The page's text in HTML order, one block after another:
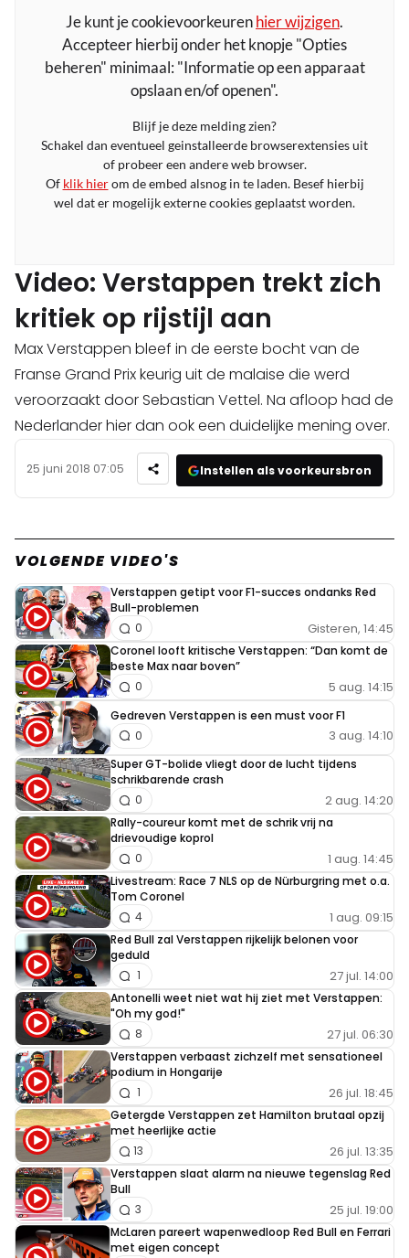
Je kunt je cookievoorkeurenhier wijzigen.
Accepteer hierbij onder het knopje "Opties
beheren" minimaal: "Informatie op een apparaat
opslaan en/of openen".
Blijf je deze melding zien?
Schakel dan eventueel geinstalleerde browserextensies uit
of probeer een andere web browser.
Of klik hierom de embed alsnog in te laden. Besef hierbij
wel dat er mogelijk externe cookies geplaatst worden.
Video: Verstappen trekt zich
kritiek op rijstijl aan
Max Verstappen bleef in de eerste bocht van de
Franse Grand Prix keurig uit de malaise die werd
veroorzaakt door Sebastian Vettel. Na afloop had de
Nederlander hier dan ook een duidelijke mening over.
25 juni 2018 07:05 Instellen als voorkeursbron
VOLGENDE VIDEO'S
Verstappen getipt voor F1-succes ondanks Red
Bull-problemen
Gisteren, 14:45
0
Coronel looft kritische Verstappen: “Dan komt de
beste Max naar boven”
5 aug. 14:15
0
Gedreven Verstappen is een must voor F1
3 aug. 14:10
0
Super GT-bolide vliegt door de lucht tijdens
schrikbarende crash
2 aug. 14:20
0
Rally-coureur komt met de schrik vrij na
drievoudige koprol
1 aug. 14:45
0
Livestream: Race 7 NLS op de Nürburgring met o.a.
Tom Coronel
1 aug. 09:15
4
Red Bull zal Verstappen rijkelijk belonen voor
geduld
27 jul. 14:00
1
Antonelli weet niet wat hij ziet met Verstappen:
"Oh my god!"
27 jul. 06:30
8
Verstappen verbaast zichzelf met sensationeel
podium in Hongarije
26 jul. 18:45
1
Getergde Verstappen zet Hamilton brutaal opzij
met heerlijke actie
26 jul. 13:35
13
Verstappen slaat alarm na nieuwe tegenslag Red
Bull
25 jul. 19:00
3
McLaren pareert wapenwedloop Red Bull en Ferrari
met eigen concept